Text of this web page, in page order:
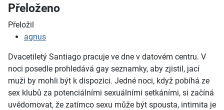
Přeloženo
Přeložil
agnus
Dvacetiletý Santiago pracuje ve dne v datovém centru. V
noci posedle prohledává gay seznamky, aby zjistil, jací
muži by mohli být k dispozici. Jedné noci, když pobíhá ze
sex klubů za potenciálními sexuálními setkáními, si začíná
uvědomovat, že zatímco sexu může být spousta, intimita je